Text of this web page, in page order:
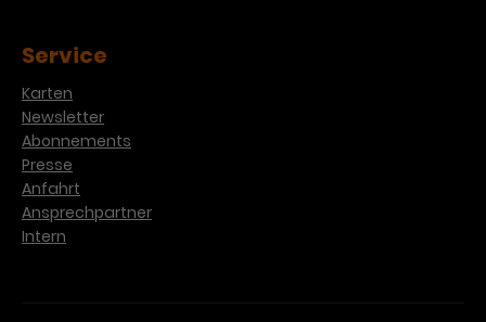
Service
Karten
Newsletter
Abonnements
Presse
Anfahrt
Ansprechpartner
Intern